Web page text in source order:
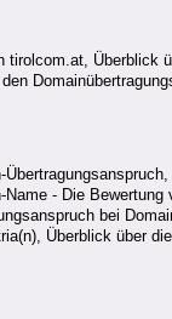
tirolcom.at,
- Die
bei
Überblick über